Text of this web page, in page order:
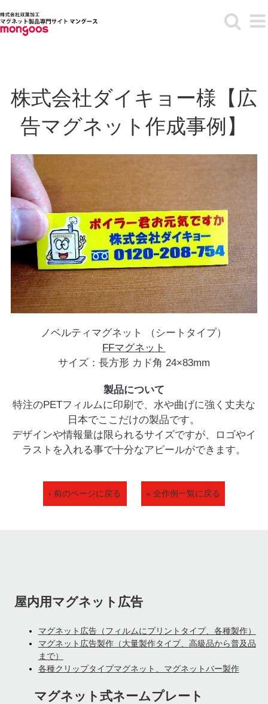
to
content
株式会社ダイキョー様【広
告マグネット作成事例】
ノベルティマグネット （シートタイプ）
FFマグネット
サイズ：長方形 カド角 24×83mm
製品について
特注のPETフィルムに印刷で、水や曲げに強く丈夫な
日本でここだけの製品です。
デザインや情報量は限られるサイズですが、ロゴやイ
ラストを入れる事で十分なアピールができます。
‹ 前のページに戻る « 全作例一覧に戻る
屋内用マグネット広告
マグネット広告（フィルムにプリントタイプ、各種製作）
マグネット広告製作（大量製作タイプ、高級品から普及品
まで）
各種クリップタイプマグネット、マグネットバー製作
マグネット式ネームプレート